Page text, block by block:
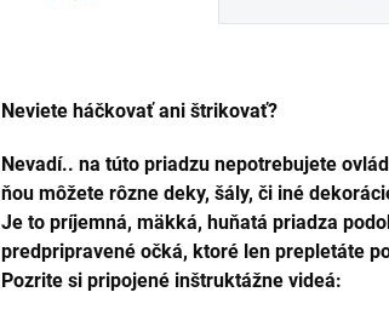
Neviete háčkovať ani štrikovať?
Nevadí.. na túto priadzu nepotrebujete
ňou môžete rôzne deky, šály, či iné
Je to príjemná, mäkká, huňatá priadza
predpripravené očká, ktoré len prepletáte
Pozrite si pripojené inštruktážne videá: